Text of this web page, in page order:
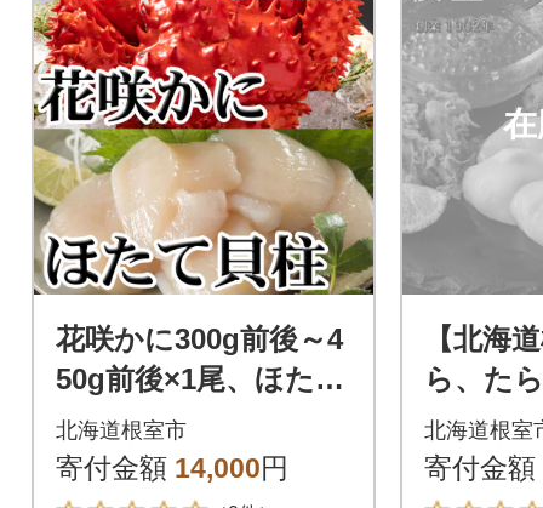
花咲かに300g前後～4
50g前後×1尾、ほたて
貝柱200g A-70063
北海道根室市
寄付金額 14,000円
【北海
ら、た
咲がに
ーモン
北海道根室
寄付金額